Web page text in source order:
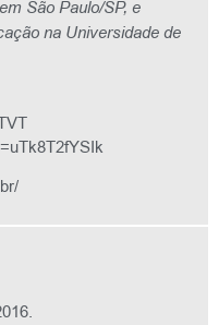
São Paulo/SP, e
na Universidade de